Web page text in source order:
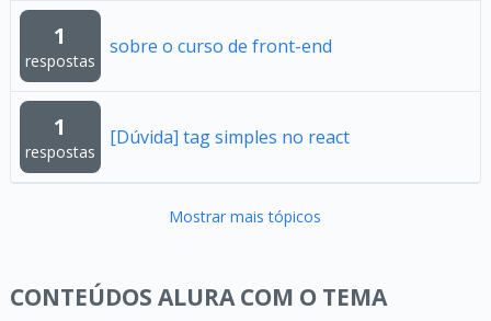
1
respostas
sobre o curso de front-end
1
respostas
[Dúvida] tag simples no react
Mostrar mais tópicos
CONTEÚDOS ALURA COM O TEMA